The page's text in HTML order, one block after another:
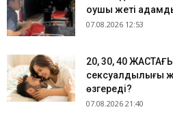
оқушы жеті
07.08.2026 12:53
​20, 30, 40
сексуалдылығы
өзгереді?
07.08.2026 21:40